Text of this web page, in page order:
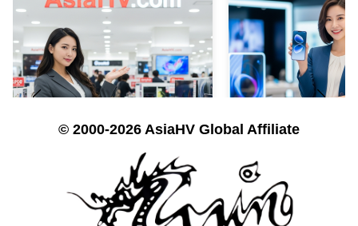
© 2000-2026 AsiaHV Global Affiliate